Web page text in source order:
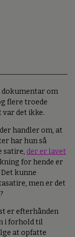
dokumentar om
flere troede
var det ikke.
handler om, at
har hun så
satire, der er lavet
for hende er
kunne
men er det
er efterhånden
i forhold til
at opfatte